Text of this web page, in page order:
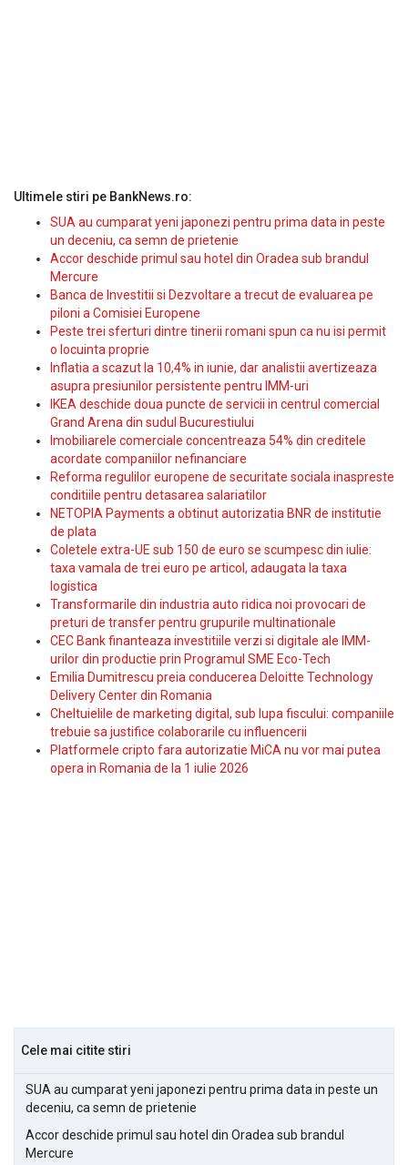
Ultimele stiri pe BankNews.ro:
SUA au cumparat yeni japonezi pentru prima data in peste
un deceniu, ca semn de prietenie
Accor deschide primul sau hotel din Oradea sub brandul
Mercure
Banca de Investitii si Dezvoltare a trecut de evaluarea pe
piloni a Comisiei Europene
Peste trei sferturi dintre tinerii romani spun ca nu isi permit
o locuinta proprie
Inflatia a scazut la 10,4% in iunie, dar analistii avertizeaza
asupra presiunilor persistente pentru IMM-uri
IKEA deschide doua puncte de servicii in centrul comercial
Grand Arena din sudul Bucurestiului
Imobiliarele comerciale concentreaza 54% din creditele
acordate companiilor nefinanciare
Reforma regulilor europene de securitate sociala inaspreste
conditiile pentru detasarea salariatilor
NETOPIA Payments a obtinut autorizatia BNR de institutie
de plata
Coletele extra-UE sub 150 de euro se scumpesc din iulie:
taxa vamala de trei euro pe articol, adaugata la taxa
logistica
Transformarile din industria auto ridica noi provocari de
preturi de transfer pentru grupurile multinationale
CEC Bank finanteaza investitiile verzi si digitale ale IMM-
urilor din productie prin Programul SME Eco-Tech
Emilia Dumitrescu preia conducerea Deloitte Technology
Delivery Center din Romania
Cheltuielile de marketing digital, sub lupa fiscului: companiile
trebuie sa justifice colaborarile cu influencerii
Platformele cripto fara autorizatie MiCA nu vor mai putea
opera in Romania de la 1 iulie 2026
Cele mai citite stiri
SUA au cumparat yeni japonezi pentru prima data in peste un
deceniu, ca semn de prietenie
Accor deschide primul sau hotel din Oradea sub brandul
Mercure